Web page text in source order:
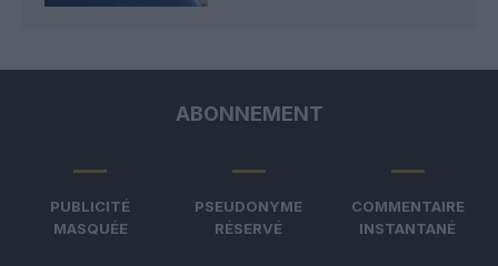
ABONNEMENT
PUBLICITÉ
MASQUÉE
PSEUDONYME
RÉSERVÉ
COMMENTAIRE
INSTANTANÉ